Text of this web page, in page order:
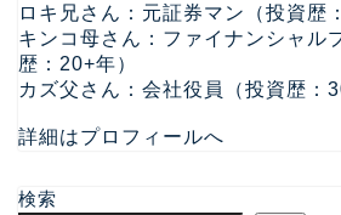
ロキ兄さん：元証券マン（投資歴
キンコ母さん：ファイナンシャル
歴：20+年）
カズ父さん：会社役員（投資歴：
詳細はプロフィールへ
検索